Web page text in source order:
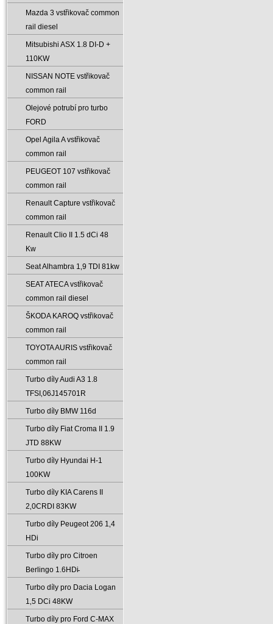
Mazda 3 vstřikovač common
rail diesel
Mitsubishi ASX 1.8 DI-D +
110KW
NISSAN NOTE vstřikovač
common rail
Olejové potrubí pro turbo
FORD
Opel Agila A vstřikovač
common rail
PEUGEOT 107 vstřikovač
common rail
Renault Capture vstřikovač
common rail
Renault Clio II 1.5 dCi 48
Kw
Seat Alhambra 1‚9 TDI 81kw
SEAT ATECA vstřikovač
common rail diesel
ŠKODA KAROQ vstřikovač
common rail
TOYOTA AURIS vstřikovač
common rail
Turbo díly Audi A3 1.8
TFSI‚06J145701R
Turbo díly BMW 116d
Turbo díly Fiat Croma II 1.9
JTD 88KW
Turbo díly Hyundai H-1
100KW
Turbo díly KIA Carens II
2‚0CRDI 83KW
Turbo díly Peugeot 206 1‚4
HDi
Turbo díly pro Citroen
Berlingo 1.6HDi̵
Turbo díly pro Dacia Logan
1‚5 DCi 48KW
Turbo díly pro Ford C-MAX